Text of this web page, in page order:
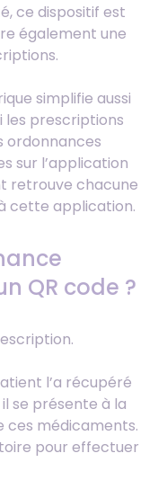
ce dispositif est
également une
simplifie aussi
les prescriptions
ordonnances
sur l’application
retrouve chacune
cette application.
QR code ?
l’a récupéré
se présente à la
ces médicaments.
pour effectuer